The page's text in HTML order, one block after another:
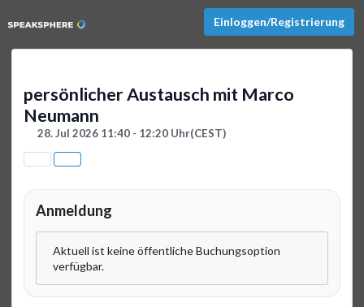
Einloggen/Registrierung
persönlicher Austausch mit Marco
Neumann
28. Jul 2026 11:40 - 12:20 Uhr(CEST)
Anmeldung
Aktuell ist keine öffentliche Buchungsoption
verfügbar.